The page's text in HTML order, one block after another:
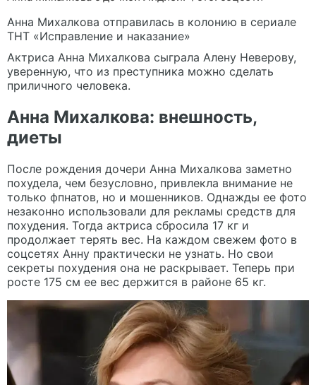
Анна Михалкова отправилась в колонию в сериале
ТНТ «Исправление и наказание»
Актриса Анна Михалкова сыграла Алену Неверову,
уверенную, что из преступника можно сделать
приличного человека.
Анна Михалкова: внешность,
диеты
После рождения дочери Анна Михалкова заметно
похудела, чем безусловно, привлекла внимание не
только фпнатов, но и мошенников. Однажды ее фото
незаконно использовали для рекламы средств для
похудения. Тогда актриса сбросила 17 кг и
продолжает терять вес. На каждом свежем фото в
соцсетях Анну практически не узнать. Но свои
секреты похудения она не раскрывает. Теперь при
росте 175 см ее вес держится в районе 65 кг.